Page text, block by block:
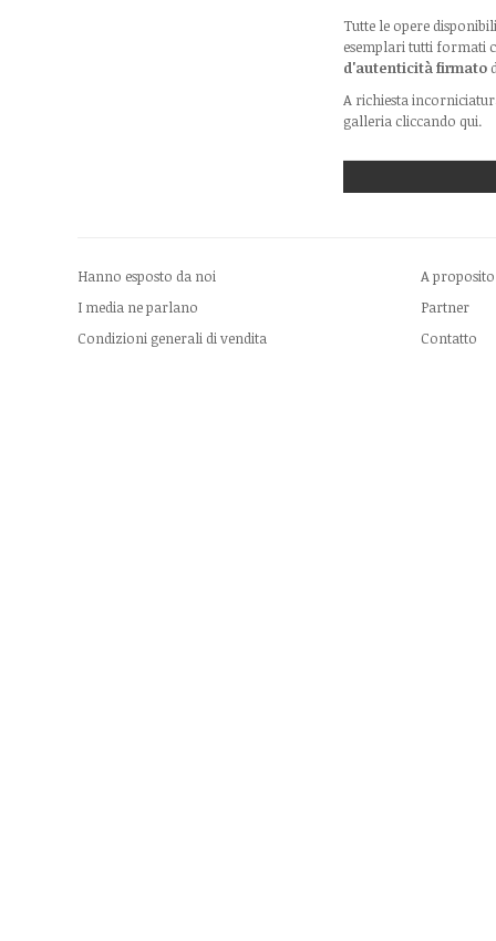
Tutte le opere
esemplari tutti formati
d'autenticità firmato
A richiesta
galleria cliccando qui.
Hanno esposto da noi
I media ne parlano
Condizioni generali di vendita
A proposito
Partner
Contatto